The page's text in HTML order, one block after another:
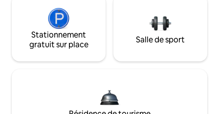
Stationnement
gratuit sur place
Salle de sport